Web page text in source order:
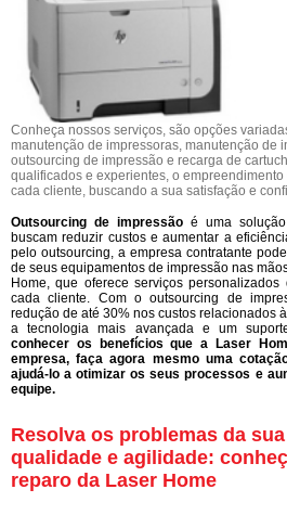
Conheça nossos serviços, são opções
manutenção de impressoras, manutenção de
outsourcing de impressão e recarga de
qualificados e experientes, o
cada cliente, buscando a sua satisfação e
Outsourcing de impressão é uma
buscam reduzir custos e aumentar a
pelo outsourcing, a empresa contratante
de seus equipamentos de impressão nas
Home, que oferece serviços
cada cliente. Com o outsourcing de
redução de até 30% nos custos relacionados
a tecnologia mais avançada e um
conhecer os benefícios que a Laser
empresa, faça agora mesmo uma
ajudá-lo a otimizar os seus processos e
equipe.
Resolva os problemas da
qualidade e agilidade:
reparo da Laser Home